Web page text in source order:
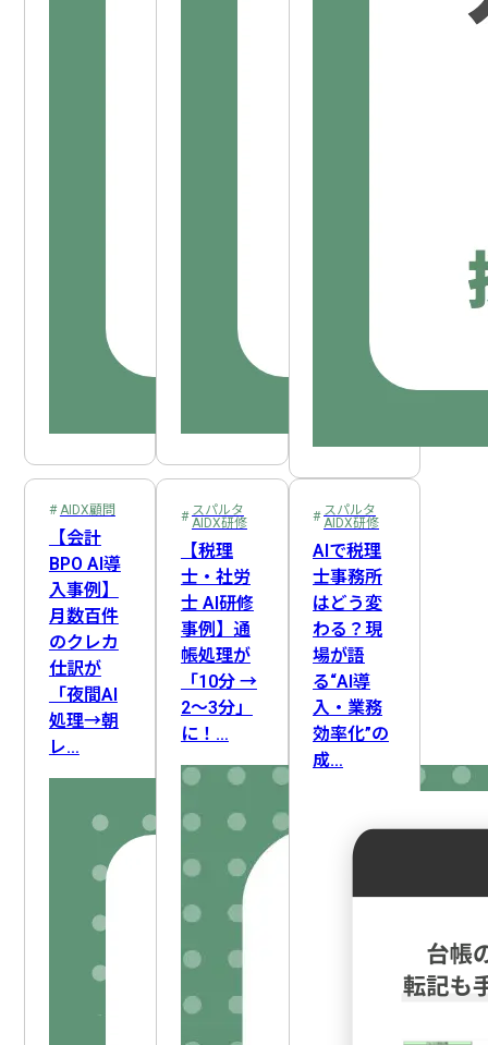
AIDX顧問
【会計
BPO AI導
入事例】
月数百件
のクレカ
仕訳が
「夜間AI
処理→朝
レ…
スパルタ
AIDX研修
【税理
士・社労
士 AI研修
事例】通
帳処理が
「10分 →
2〜3分」
に！…
スパルタ
AIDX研修
AIで税理
士事務所
はどう変
わる？現
場が語
る“AI導
入・業務
効率化”の
成…